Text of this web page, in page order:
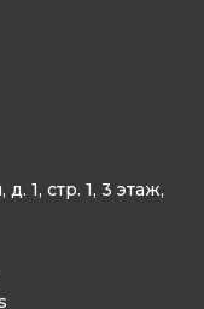
1, стр. 1, 3 этаж,